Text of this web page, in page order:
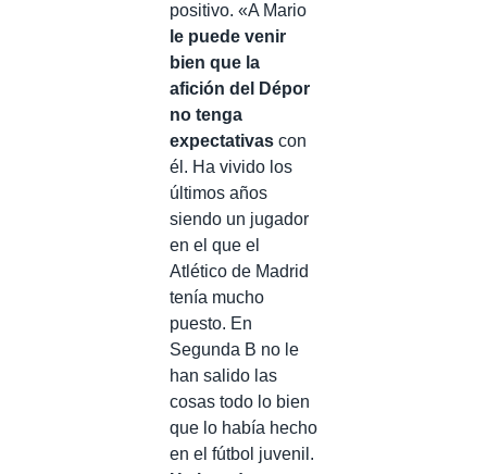
positivo. «A Mario
le puede venir
bien que la
afición del Dépor
no tenga
expectativas con
él. Ha vivido los
últimos años
siendo un jugador
en el que el
Atlético de Madrid
tenía mucho
puesto. En
Segunda B no le
han salido las
cosas todo lo bien
que lo había hecho
en el fútbol juvenil.